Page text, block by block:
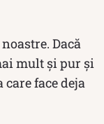
Dacă
mult și pur și
face deja